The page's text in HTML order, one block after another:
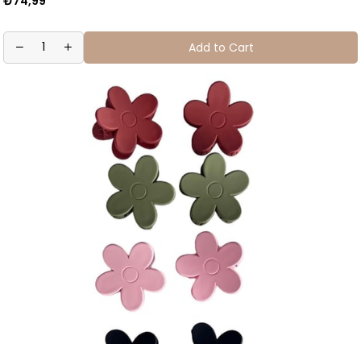
Add to Cart